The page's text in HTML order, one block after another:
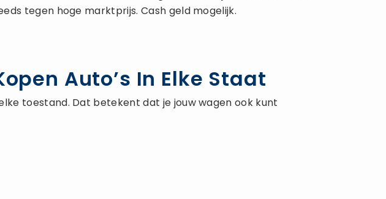
tegen hoge marktprijs. Cash geld mogelijk.
Auto’s In Elke Staat
toestand. Dat betekent dat je jouw wagen ook kunt